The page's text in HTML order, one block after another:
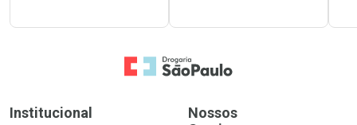
Ir para a Home
Institucional
Nossos